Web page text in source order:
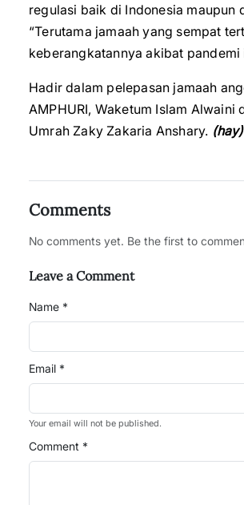
regulasi baik di Indonesia maupun
“Terutama jamaah yang sempat
keberangkatannya akibat pandemi
Hadir dalam pelepasan jamaah
AMPHURI, Waketum Islam Alwaini
Umrah Zaky Zakaria Anshary. (hay)
Comments
No comments yet. Be the first to
Leave a Comment
Name *
Email *
Your email will not be published.
Comment *